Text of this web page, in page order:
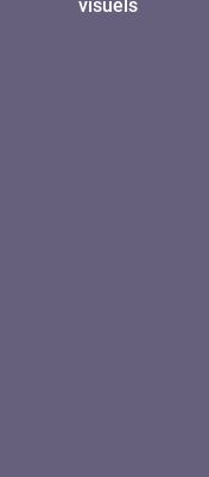
visuels